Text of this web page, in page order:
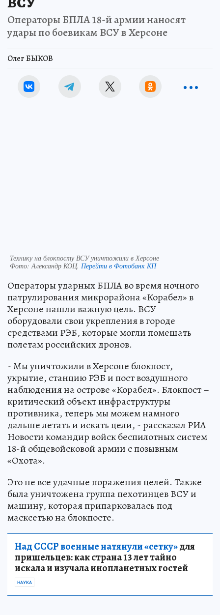
Операторы БПЛА 18-й армии наносят
удары по боевикам ВСУ в Херсоне
Олег БЫКОВ
Технику на блокпосту ВСУ уничтожили в Херсоне
Фото:Александр КОЦ. Перейти в Фотобанк КП
Операторы ударных БПЛА во время ночного
патрулирования микрорайона «Корабел» в
Херсоне нашли важную цель. ВСУ
оборудовали свои укрепления в городе
средствами РЭБ, которые могли помешать
полетам российских дронов.
- Мы уничтожили в Херсоне блокпост,
укрытие, станцию РЭБ и пост воздушного
наблюдения на острове «Корабел». Блокпост –
критический объект инфраструктуры
противника, теперь мы можем намного
дальше летать и искать цели, - рассказал РИА
Новости командир войск беспилотных систем
18-й общевойсковой армии с позывным
«Охота».
Это не все удачные поражения целей. Также
была уничтожена группа пехотинцев ВСУ и
машину, которая припарковалась под
масксетью на блокпосте.
Над СССР военные натянули «сетку»для
пришельцев: как страна 13 лет тайно
искала и изучала инопланетных гостей
НАУКА